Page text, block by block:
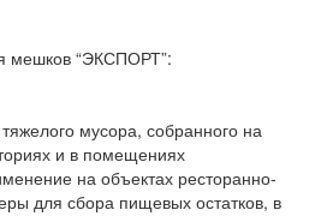
мешков “ЭКСПОРТ”:
мусора, собранного на
и в помещениях
на объектах ресторанно-
для сбора пищевых остатков, в